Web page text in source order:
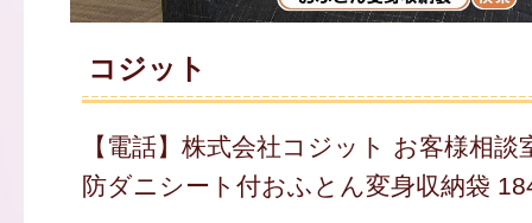
コジット
【電話】株式会社コジット お客様相
防ダニシート付おふとん変身収納袋